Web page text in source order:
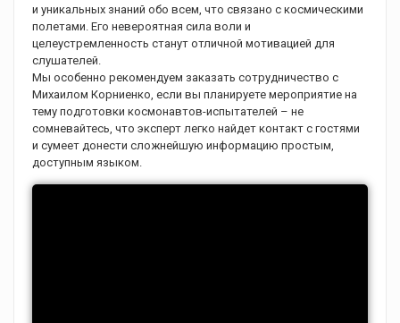
и уникальных знаний обо всем, что связано с космическими
полетами. Его невероятная сила воли и
целеустремленность станут отличной мотивацией для
слушателей.
Мы особенно рекомендуем заказать сотрудничество с
Михаилом Корниенко, если вы планируете мероприятие на
тему подготовки космонавтов-испытателей – не
сомневайтесь, что эксперт легко найдет контакт с гостями
и сумеет донести сложнейшую информацию простым,
доступным языком.